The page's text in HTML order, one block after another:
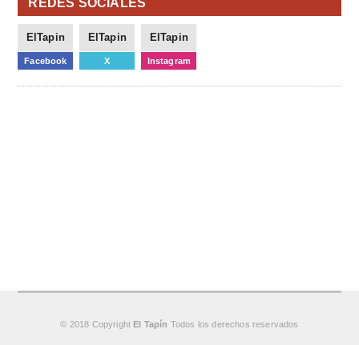
ElTapin
Facebook
ElTapin
X
ElTapin
Instagram
© 2018 Copyright El Tapín Todos los derechos reservados